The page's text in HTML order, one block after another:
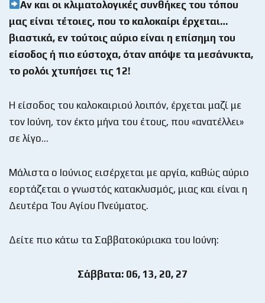
Αν και οι κλιματολογικές συνθήκες του τόπου
μας είναι τέτοιες, που το καλοκαίρι έρχεται…
βιαστικά, εν τούτοις αύριο είναι η επίσημη του
είσοδος ή πιο εύστοχα, όταν απόψε τα μεσάνυκτα,
το ρολόι χτυπήσει τις 12!
Η είσοδος του καλοκαιριού λοιπόν, έρχεται μαζί με
τον Ιούνη, τον έκτο μήνα του έτους, που «ανατέλλει»
σε λίγο…
Μάλιστα ο Ιούνιος εισέρχεται με αργία, καθώς αύριο
εορτάζεται ο γνωστός κατακλυσμός, μιας και είναι η
Δευτέρα Του Αγίου Πνεύματος.
Δείτε πιο κάτω τα Σαββατοκύριακα του Ιούνη:
Σάββατα: 06, 13, 20, 27